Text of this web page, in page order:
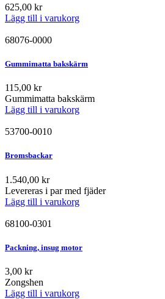
625,00 kr
Lägg till i varukorg
68076-0000
Gummimatta bakskärm
115,00 kr
Gummimatta bakskärm
Lägg till i varukorg
53700-0010
Bromsbackar
1.540,00 kr
Levereras i par med fjäder
Lägg till i varukorg
68100-0301
Packning, insug motor
3,00 kr
Zongshen
Lägg till i varukorg